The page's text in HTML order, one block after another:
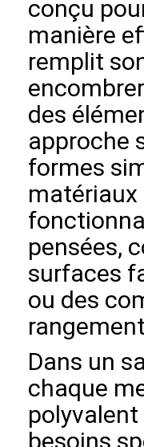
conçu
manière
remplit
des
approche
formes
matériaux
pensées,
surfaces
ou des
Dans un
chaque
besoins